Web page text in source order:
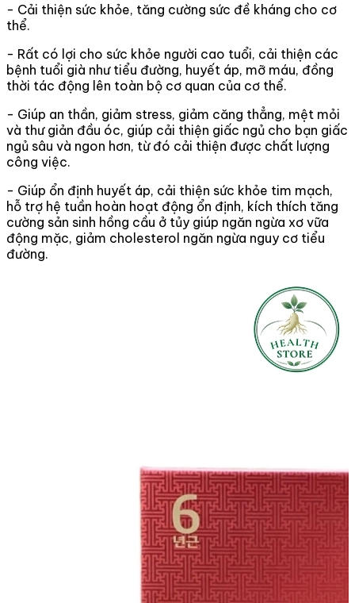
- Cải thiện sức khỏe, tăng cường sức đề kháng cho cơ
thể.
- Rất có lợi cho sức khỏe người cao tuổi, cải thiện các
bệnh tuổi già như tiểu đường, huyết áp, mỡ máu, đồng
thời tác động lên toàn bộ cơ quan của cơ thể.
- Giúp an thần, giảm stress, giảm căng thẳng, mệt mỏi
và thư giản đầu óc, giúp cải thiện giấc ngủ cho bạn giấc
ngủ sâu và ngon hơn, từ đó cải thiện được chất lượng
công việc.
- Giúp ổn định huyết áp, cải thiện sức khỏe tim mạch,
hỗ trợ hệ tuần hoàn hoạt động ổn định, kích thích tăng
cường sản sinh hồng cầu ở tủy giúp ngăn ngừa xơ vữa
động mặc, giảm cholesterol ngăn ngừa nguy cơ tiểu
đường.